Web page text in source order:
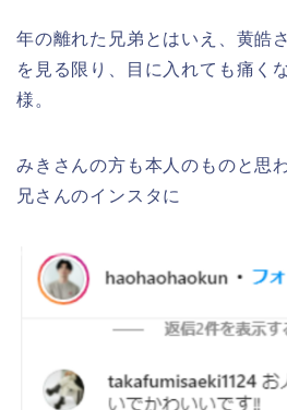
年の離れた兄弟とはいえ、黄皓
を見る限り、目に入れても痛く
様。
みきさんの方も本人のものと思
兄さんのインスタに